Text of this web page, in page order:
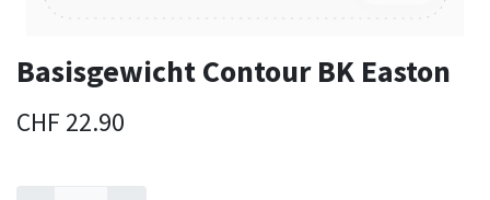
Basisgewicht Contour BK Easton
CHF 22.90